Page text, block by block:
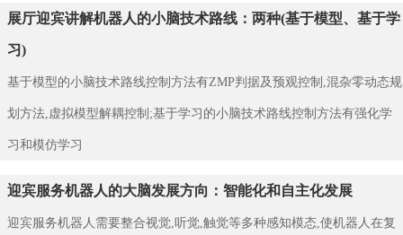
展厅迎宾讲解机器人的小脑技术路线：两种(基于模型、基于学
习)
基于模型的小脑技术路线控制方法有ZMP判据及预观控制,混杂零动态规
划方法,虚拟模型解耦控制;基于学习的小脑技术路线控制方法有强化学
习和模仿学习
迎宾服务机器人的大脑发展方向：智能化和自主化发展
迎宾服务机器人需要整合视觉,听觉,触觉等多种感知模态,使机器人在复